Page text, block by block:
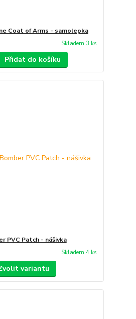
Coat of Arms - samolepka
Skladem 3 ks
Přidat do košíku
PVC Patch - nášivka
Skladem 4 ks
variantu